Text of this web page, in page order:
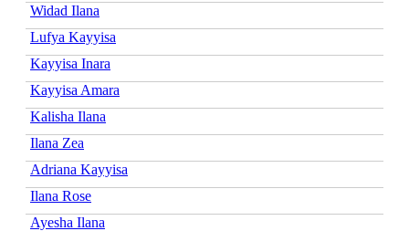
Widad Ilana
Lufya Kayyisa
Kayyisa Inara
Kayyisa Amara
Kalisha Ilana
Ilana Zea
Adriana Kayyisa
Ilana Rose
Ayesha Ilana